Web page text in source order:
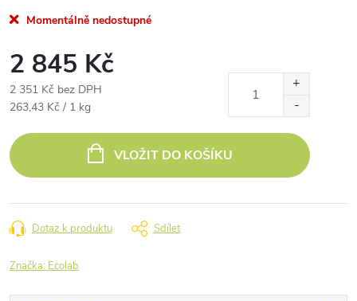
Momentálně nedostupné
2 845 Kč
2 351 Kč bez DPH
Měrná
263,43 Kč / 1 kg
VLOŽIT DO KOŠÍKU
Dotaz k produktu Sdílet
Značka: Ecolab